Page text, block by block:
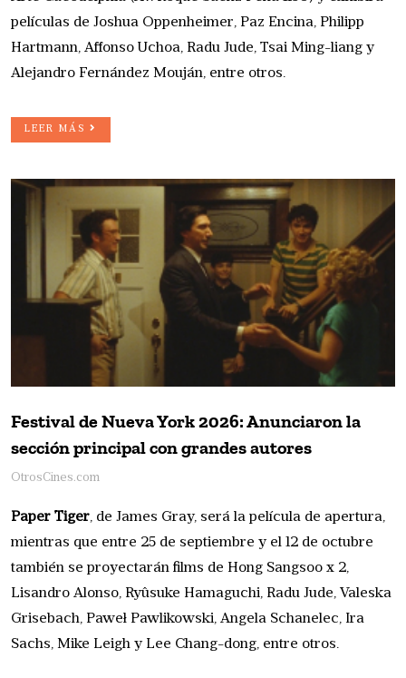
películas de Joshua Oppenheimer, Paz Encina, Philipp
Hartmann, Affonso Uchoa, Radu Jude, Tsai Ming-liang y
Alejandro Fernández Mouján, entre otros.
LEER MÁS
Festival de Nueva York 2026: Anunciaron la
sección principal con grandes autores
OtrosCines.com
Paper Tiger, de James Gray, será la película de apertura,
mientras que entre 25 de septiembre y el 12 de octubre
también se proyectarán films de Hong Sangsoo x 2,
Lisandro Alonso, Ryûsuke Hamaguchi, Radu Jude, Valeska
Grisebach, Paweł Pawlikowski, Angela Schanelec, Ira
Sachs, Mike Leigh y Lee Chang-dong, entre otros.